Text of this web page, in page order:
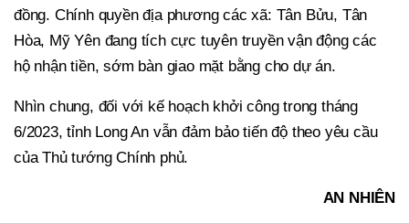
đồng. Chính quyền địa phương các xã: Tân Bửu, Tân
Hòa, Mỹ Yên đang tích cực tuyên truyền vận động các
hộ nhận tiền, sớm bàn giao mặt bằng cho dự án.
Nhìn chung, đối với kế hoạch khởi công trong tháng
6/2023, tỉnh Long An vẫn đảm bảo tiến độ theo yêu cầu
của Thủ tướng Chính phủ.
AN NHIÊN